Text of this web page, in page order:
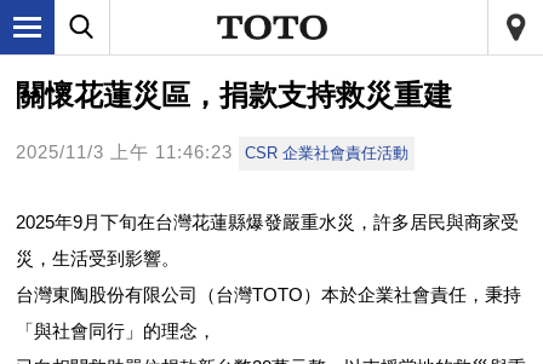
關懷花蓮災區，捐款支持救災重建
2025/11/3 上午 11:46:23 CSR 企業社會責任活動
2025年9月下旬在台灣花蓮縣爆發嚴重水災，許多居民與商家受
災，生活受到影響。
台灣東陶股份有限公司（台灣TOTO）本於企業社會責任，秉持
「與社會同行」的理念，